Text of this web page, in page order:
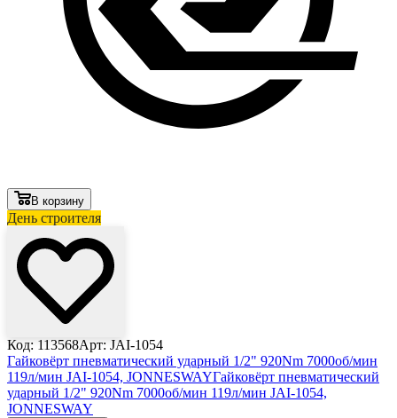
В корзину
День строителя
Код: 113568Арт: JAI-1054
Гайковёрт пневматический ударный 1/2" 920Nm 7000об/мин
119л/мин JAI-1054, JONNESWAYГайковёрт пневматический
ударный 1/2" 920Nm 7000об/мин 119л/мин JAI-1054,
JONNESWAY